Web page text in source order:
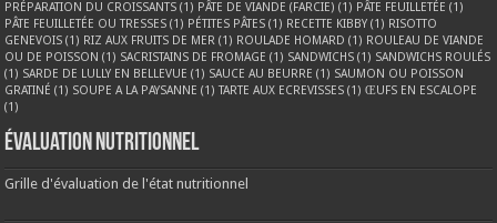
PRÉPARATION DU CROISSANTS (1) PÂTE DE VIANDE (FARCIE) (1) PÂTE FEUILLETÉE (1)
PÂTE FEUILLETÉE OU TRESSES (1) PÉTITES PÂTES (1) RECETTE KIBBY (1) RISOTTO
GENEVOIS (1) RIZ AUX FRUITS DE MER (1) ROULADE HOMARD (1) ROULEAU DE VIANDE
OU DE POISSON (1) SACRISTAINS DE FROMAGE (1) SANDWICHS (1) SANDWICHS ROULÉS
(1) SARDE DE LULLY EN BELLEVUE (1) SAUCE AU BEURRE (1) SAUMON OU POISSON
GRATINÉ (1) SOUPE A LA PAYSANNE (1) TARTE AUX ECREVISSES (1) ŒUFS EN ESCALOPE
(1)
Évaluation nutritionnel
Grille d'évaluation de l'état nutritionnel